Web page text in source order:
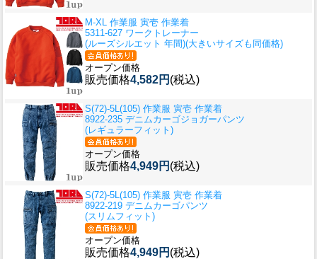
M-XL 作業服 寅壱 作業着
5311-627 ワークトレーナー
(ルーズシルエット 年間)(大きいサイズも同価格)
オープン価格
販売価格4,582円 (税込)
S(72)-5L(105) 作業服 寅壱 作業着
8922-235 デニムカーゴジョガーパンツ
(レギュラーフィット)
オープン価格
販売価格4,949円 (税込)
S(72)-5L(105) 作業服 寅壱 作業着
8922-219 デニムカーゴパンツ
(スリムフィット)
オープン価格
販売価格4,949円 (税込)